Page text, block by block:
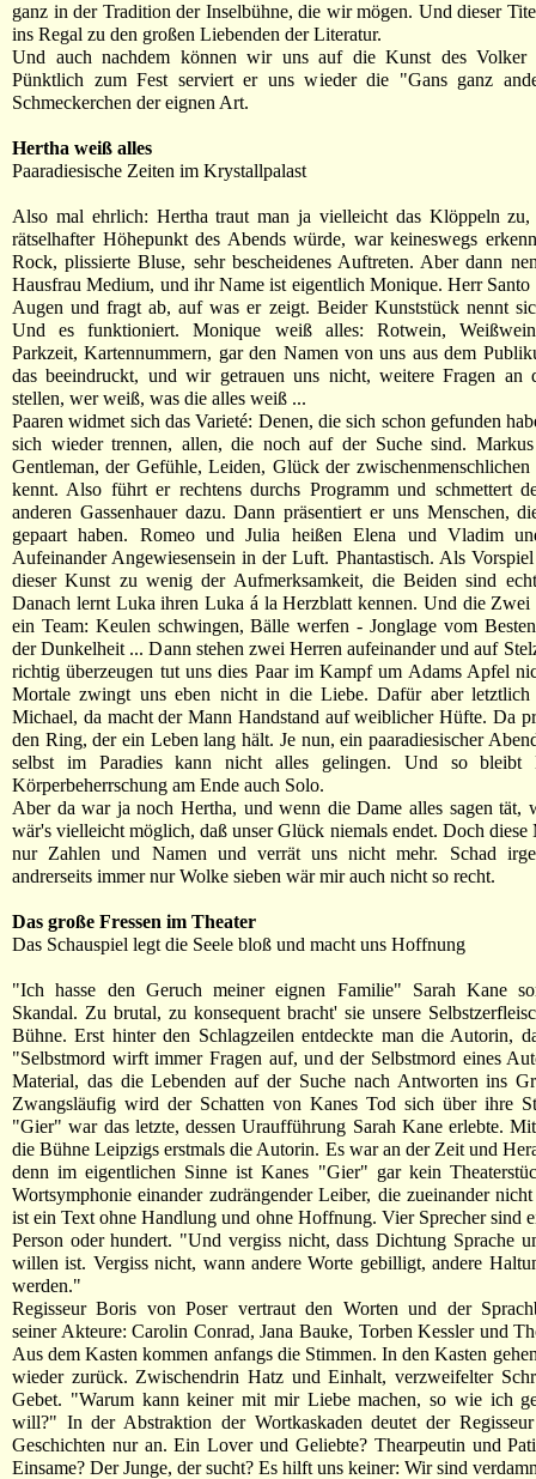
ganz in der Tradition der Inselbühne, die wir mögen. Und dieser
ins Regal zu den großen Liebenden der Literatur.
Und auch nachdem können wir uns auf die Kunst des Volker
Pünktlich zum Fest serviert er uns wieder die "Gans ganz
Schmeckerchen der eignen Art.
Hertha weiß alles
Paaradiesische Zeiten im Krystallpalast
Also mal ehrlich: Hertha traut man ja vielleicht das Klöppeln zu,
rätselhafter Höhepunkt des Abends würde, war keineswegs
Rock, plissierte Bluse, sehr bescheidenes Auftreten. Aber dann
Hausfrau Medium, und ihr Name ist eigentlich Monique. Herr
Augen und fragt ab, auf was er zeigt. Beider Kunststück nennt
Und es funktioniert. Monique weiß alles: Rotwein,
Parkzeit, Kartennummern, gar den Namen von uns aus dem
das beeindruckt, und wir getrauen uns nicht, weitere Fragen an
stellen, wer weiß, was die alles weiß ...
Paaren widmet sich das Varieté: Denen, die sich schon gefunden
sich wieder trennen, allen, die noch auf der Suche sind.
Gentleman, der Gefühle, Leiden, Glück der zwischenmenschlichen
kennt. Also führt er rechtens durchs Programm und schmettert
anderen Gassenhauer dazu. Dann präsentiert er uns Menschen,
gepaart haben. Romeo und Julia heißen Elena und Vladim
Aufeinander Angewiesensein in der Luft. Phantastisch. Als
dieser Kunst zu wenig der Aufmerksamkeit, die Beiden sind
Danach lernt Luka ihren Luka á la Herzblatt kennen. Und die Zwei
ein Team: Keulen schwingen, Bälle werfen - Jonglage vom
der Dunkelheit ... Dann stehen zwei Herren aufeinander und auf
richtig überzeugen tut uns dies Paar im Kampf um Adams Apfel
Mortale zwingt uns eben nicht in die Liebe. Dafür aber letztlich
Michael, da macht der Mann Handstand auf weiblicher Hüfte. Da
den Ring, der ein Leben lang hält. Je nun, ein paaradiesischer
selbst im Paradies kann nicht alles gelingen. Und so bleibt
Körperbeherrschung am Ende auch Solo.
Aber da war ja noch Hertha, und wenn die Dame alles sagen tät,
wär's vielleicht möglich, daß unser Glück niemals endet. Doch diese
nur Zahlen und Namen und verrät uns nicht mehr. Schad
andrerseits immer nur Wolke sieben wär mir auch nicht so recht.
Das große Fressen im Theater
Das Schauspiel legt die Seele bloß und macht uns Hoffnung
"Ich hasse den Geruch meiner eignen Familie" Sarah Kane
Skandal. Zu brutal, zu konsequent bracht' sie unsere
Bühne. Erst hinter den Schlagzeilen entdeckte man die Autorin,
"Selbstmord wirft immer Fragen auf, und der Selbstmord eines
Material, das die Lebenden auf der Suche nach Antworten ins
Zwangsläufig wird der Schatten von Kanes Tod sich über ihre
"Gier" war das letzte, dessen Uraufführung Sarah Kane erlebte.
die Bühne Leipzigs erstmals die Autorin. Es war an der Zeit und
denn im eigentlichen Sinne ist Kanes "Gier" gar kein
Wortsymphonie einander zudrängender Leiber, die zueinander
ist ein Text ohne Handlung und ohne Hoffnung. Vier Sprecher sind
Person oder hundert. "Und vergiss nicht, dass Dichtung Sprache
willen ist. Vergiss nicht, wann andere Worte gebilligt, andere
werden."
Regisseur Boris von Poser vertraut den Worten und der
seiner Akteure: Carolin Conrad, Jana Bauke, Torben Kessler und
Aus dem Kasten kommen anfangs die Stimmen. In den Kasten
wieder zurück. Zwischendrin Hatz und Einhalt, verzweifelter
Gebet. "Warum kann keiner mit mir Liebe machen, so wie ich
will?" In der Abstraktion der Wortkaskaden deutet der
Geschichten nur an. Ein Lover und Geliebte? Thearpeutin und
Einsame? Der Junge, der sucht? Es hilft uns keiner: Wir sind